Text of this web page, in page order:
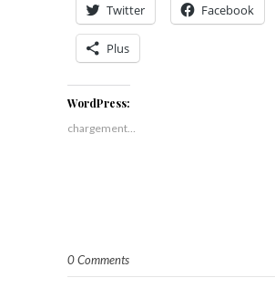
Twitter Facebook
Plus
WordPress:
chargement…
0 Comments